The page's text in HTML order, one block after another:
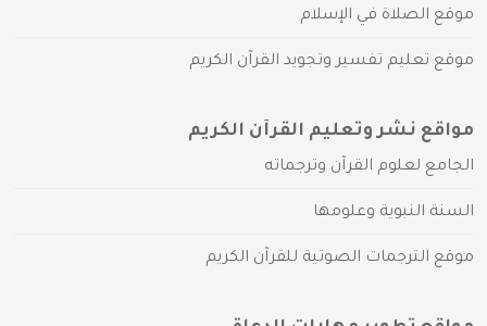
موقع الصلاة في الإسلام
موقع تعليم تفسير وتجويد القرآن الكريم
مواقع نشر وتعليم القرآن الكريم
الجامع لعلوم القرآن وترجماته
السنة النبوية وعلومها
موقع الترجمات الصوتية للقرآن الكريم